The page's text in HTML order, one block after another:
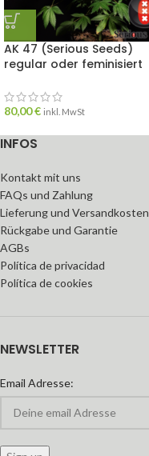
AK 47 (Serious Seeds)
regular oder feminisiert
80,00€ inkl. MwSt
INFOS
Kontakt mit uns
FAQs und Zahlung
Lieferung und Versandkosten
Rückgabe und Garantie
AGBs
Política de privacidad
Política de cookies
NEWSLETTER
Email Adresse: